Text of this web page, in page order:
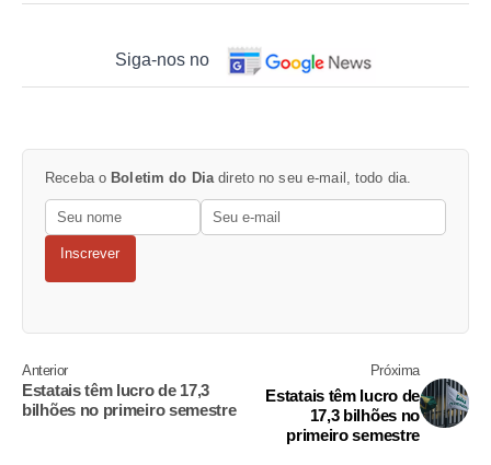
Siga-nos no
Receba o Boletim do Diadireto no seu e-mail, todo dia.
Inscrever
Anterior
Estatais têm lucro de 17,3
bilhões no primeiro semestre
Próxima
Estatais têm lucro de
17,3 bilhões no
primeiro semestre